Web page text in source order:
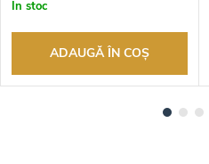
În stoc
ADAUGĂ ÎN COŞ